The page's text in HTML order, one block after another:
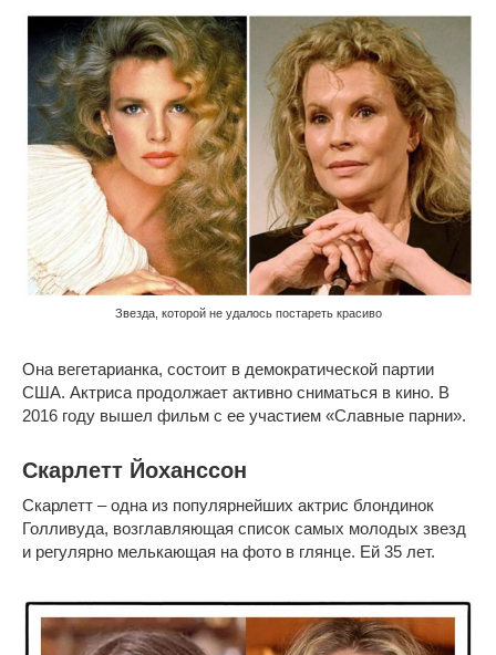
Звезда, которой не удалось постареть красиво
Она вегетарианка, состоит в демократической партии
США. Актриса продолжает активно сниматься в кино. В
2016 году вышел фильм с ее участием «Славные парни».
Скарлетт Йоханссон
Скарлетт – одна из популярнейших актрис блондинок
Голливуда, возглавляющая список самых молодых звезд
и регулярно мелькающая на фото в глянце. Ей 35 лет.